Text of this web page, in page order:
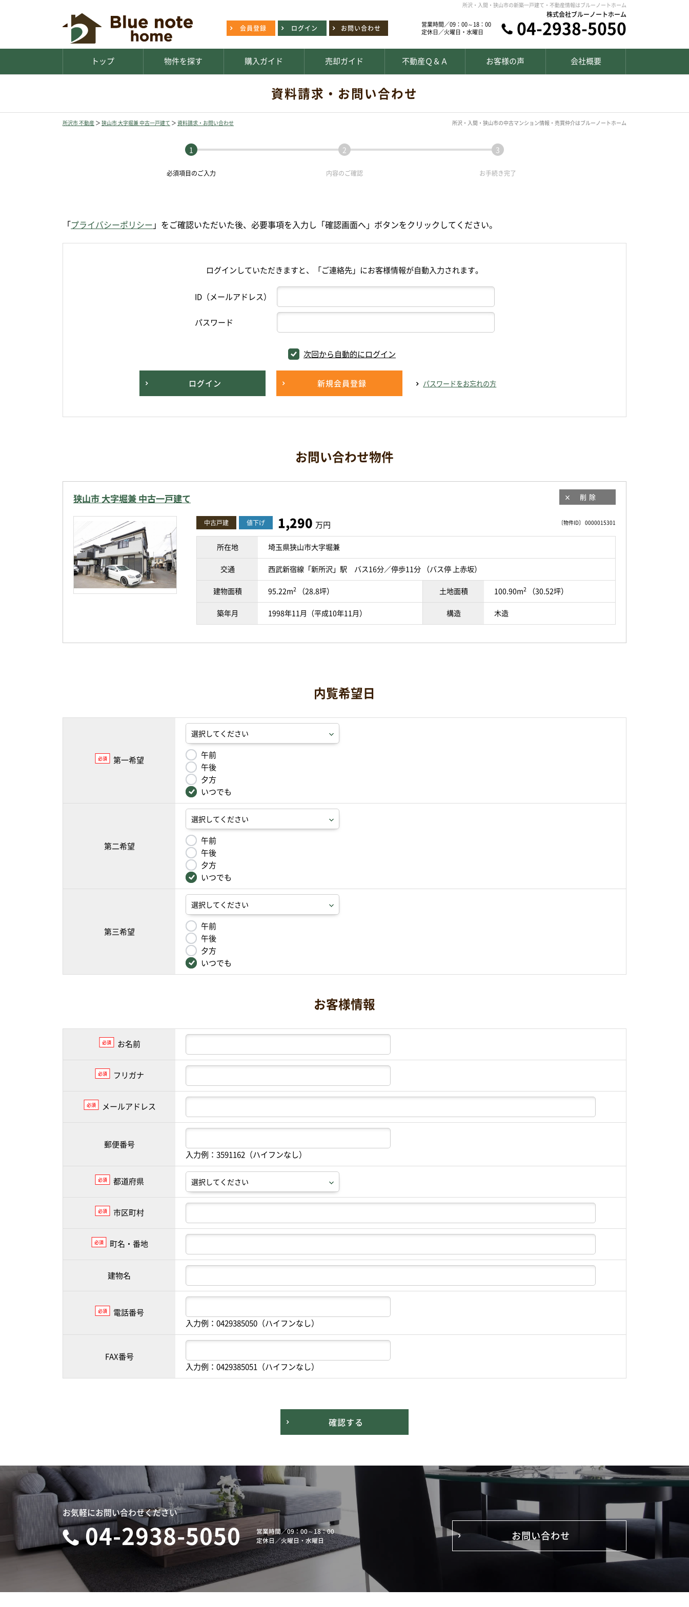
所沢・入間・狭山市の新築一戸建て・不動産情報はブルーノートホーム
会員登録 ログイン お問い合わせ
営業時間／09：00～18：00
定休日／火曜日・水曜日
株式会社ブルーノートホーム
04-2938-5050
トップ 物件を探す 購入ガイド 売却ガイド 不動産Ｑ＆Ａ お客様の声 会社概要
資料請求・お問い合わせ
所沢市 不動産 ＞ 狭山市 大字堀兼 中古一戸建て ＞ 資料請求・お問い合わせ 所沢・入間・狭山市の中古マンション情報・売買仲介はブルーノートホーム
必須項目のご入力 内容のご確認 お手続き完了
「プライバシーポリシー 」をご確認いただいた後、必要事項を入力し「確認画面へ」ボタンをクリックしてください。
ログインしていただきますと、「ご連絡先」にお客様情報が自動入力されます。
ID（メールアドレス）
パスワード
次回から自動的にログイン
ログイン 新規会員登録 パスワードをお忘れの方
お問い合わせ物件
狭山市 大字堀兼 中古一戸建て 削除
〔物件ID〕 0000015301
中古戸建 値下げ 1,290 万円
所在地 埼玉県狭山市大字堀兼
交通 西武新宿線「新所沢」駅 バス16分／停歩11分 （バス停 上赤坂）
建物面積 95.22m2 （28.8坪） 土地面積 100.90m2 （30.52坪）
築年月 1998年11月（平成10年11月） 構造 木造
内覧希望日
必須 第一希望
午前
午後
夕方
いつでも
第二希望
午前
午後
夕方
いつでも
第三希望
午前
午後
夕方
いつでも
お客様情報
必須 お名前
必須 フリガナ
必須 メールアドレス
郵便番号
入力例：3591162（ハイフンなし）
必須 都道府県
必須 市区町村
必須 町名・番地
建物名
必須
電話番号
入力例：0429385050（ハイフンなし）
FAX番号
入力例：0429385051（ハイフンなし）
確認する
お気軽にお問い合わせください
04-2938-5050 営業時間／09：00～18：00
定休日／火曜日・水曜日 お問い合わせ